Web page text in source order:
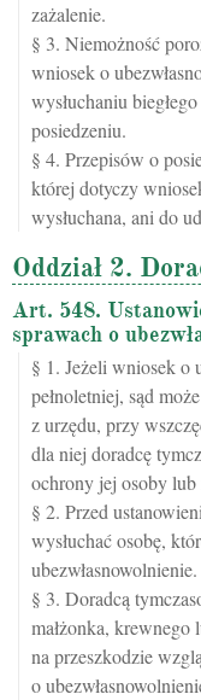
zażalenie.
§ 3. Niemożność
wniosek o
wysłuchaniu
posiedzeniu.
§ 4. Przepisów o
której dotyczy
wysłuchana, ani do
Oddział 2.
Art. 548.
sprawach o
§ 1. Jeżeli wniosek o
pełnoletniej, sąd
z urzędu, przy
dla niej doradcę
ochrony jej osoby lub
§ 2. Przed
wysłuchać osobę,
ubezwłasnowolnienie.
§ 3. Doradcą
małżonka, krewnego
na przeszkodzie
o